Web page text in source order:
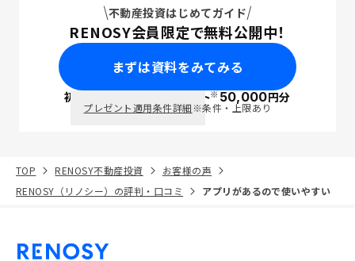
不動産投資はじめてガイド
RENOSY会員限定で無料公開中！
まずは資料をみてみる
初回面談で ポイント※50,000円分
プレゼント適用条件詳細※条件・上限あり
TOP RENOSY不動産投資
お客様の声
RENOSY（リノシー）の評判・口コミ
アプリがあるので使いやすい